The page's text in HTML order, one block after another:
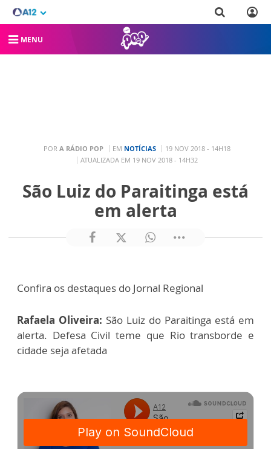
MENU
POR A RÁDIO POP EM NOTÍCIAS
19 NOV 2018 - 14H18
ATUALIZADA EM 19 NOV 2018 - 14H32
São Luiz do Paraitinga está
em alerta
Confira os destaques do Jornal Regional
Rafaela Oliveira: São Luiz do Paraitinga está em
alerta. Defesa Civil teme que Rio transborde e
cidade seja afetada